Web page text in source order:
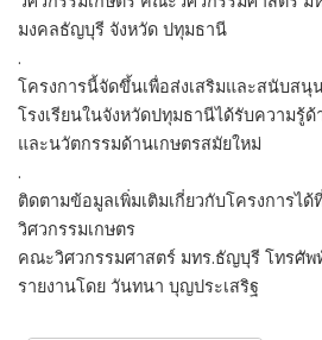
มงคลธัญบุรี จังหวัด ปทุมธานี
.
โครงการนี้จัดขึ้นเพื่อส่งเสริมและสนับสนุ
โรงเรียนในจังหวัดปทุมธานีได้รับความรู้
และนวัตกรรมด้านเกษตรสมัยใหม่
.
ติดตามข้อมูลเพิ่มเติมเกี่ยวกับโครงการไ
วิศวกรรมเกษตร
คณะวิศวกรรมศาสตร์ มทร.ธัญบุรี โทรศั
รายงานโดย วันทนา บุญประเสริฐ